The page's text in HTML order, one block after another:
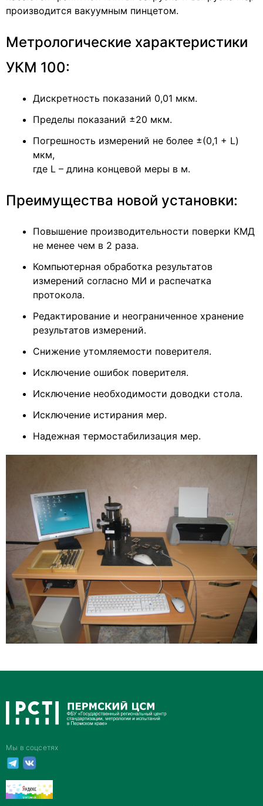
производится вакуумным пинцетом.
Метрологические характеристики
УКМ 100:
Дискретность показаний 0,01 мкм.
Пределы показаний ±20 мкм.
Погрешность измерений не более ±(0,1 + L)
мкм,
где L – длина концевой меры в м.
Преимущества новой установки:
Повышение производительности поверки КМД
не менее чем в 2 раза.
Компьютерная обработка результатов
измерений согласно МИ и распечатка
протокола.
Редактирование и неограниченное хранение
результатов измерений.
Снижение утомляемости поверителя.
Исключение ошибок поверителя.
Исключение необходимости доводки стола.
Исключение истирания мер.
Надежная термостабилизация мер.
Мы в соцсетях